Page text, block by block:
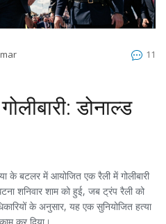
11
डोनाल्ड
के बटलर में आयोजित एक रैली में गोलीबारी
शनिवार शाम को हुई, जब ट्रंप रैली को
के अनुसार, यह एक सुनियोजित हत्या